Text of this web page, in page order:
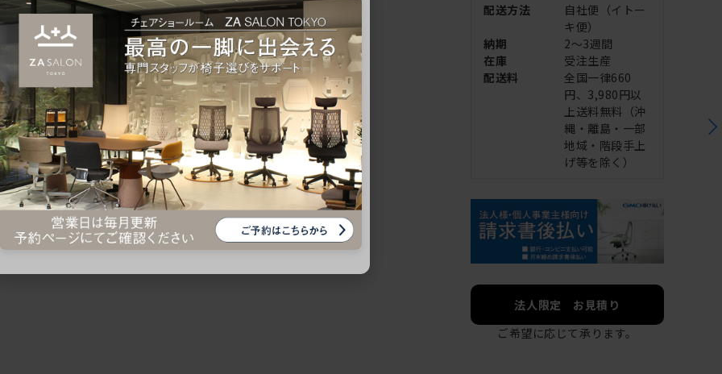
配送方法
自社便（イトー
キ便）
納期
2～3週間
在庫
受注生産
配送料
全国一律660
円、3,980円以
上送料無料（沖
縄・離島・一部
地域・階段手上
げ等を除く）
法人限定 お見積り
ご希望に応じて承ります。